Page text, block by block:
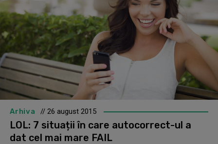
Arhiva // 26 august 2015
LOL: 7 situații în care autocorrect-ul a
dat cel mai mare FAIL